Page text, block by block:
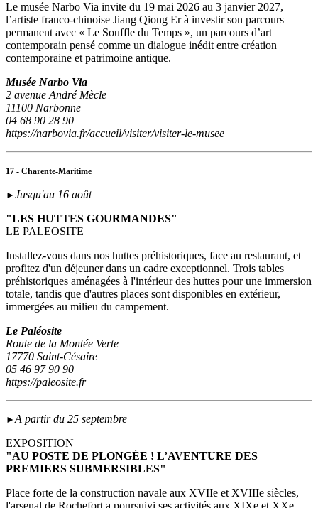
Le musée Narbo Via invite du 19 mai 2026 au 3 janvier 2027,
l’artiste franco-chinoise Jiang Qiong Er à investir son parcours
permanent avec « Le Souffle du Temps », un parcours d’art
contemporain pensé comme un dialogue inédit entre création
contemporaine et patrimoine antique.
Musée Narbo Via
2 avenue André Mècle
11100 Narbonne
04 68 90 28 90
https://narbovia.fr/accueil/visiter/visiter-le-musee
17 - Charente-Maritime
► Jusqu'au 16 août
"LES HUTTES GOURMANDES"
LE PALEOSITE
Installez-vous dans nos huttes préhistoriques, face au restaurant, et
profitez d'un déjeuner dans un cadre exceptionnel. Trois tables
préhistoriques aménagées à l'intérieur des huttes pour une immersion
totale, tandis que d'autres places sont disponibles en extérieur,
immergées au milieu du campement.
Le Paléosite
Route de la Montée Verte
17770 Saint-Césaire
05 46 97 90 90
https://paleosite.fr
►A partir du 25 septembre
EXPOSITION
"AU POSTE DE PLONGÉE ! L’AVENTURE DES
PREMIERS SUBMERSIBLES"
Place forte de la construction navale aux XVIIe et XVIIIe siècles,